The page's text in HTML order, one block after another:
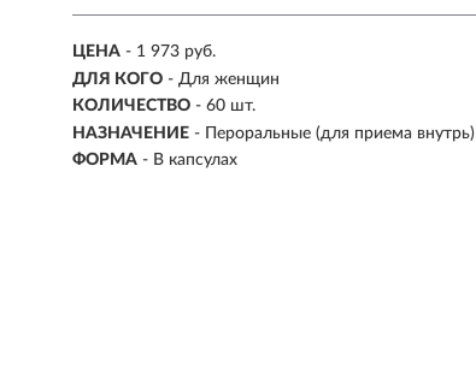
ЦЕНА - 1 973 руб.
ДЛЯ КОГО - Для женщин
КОЛИЧЕСТВО - 60 шт.
НАЗНАЧЕНИЕ - Пероральные (для приема внутрь)
ФОРМА - В капсулах